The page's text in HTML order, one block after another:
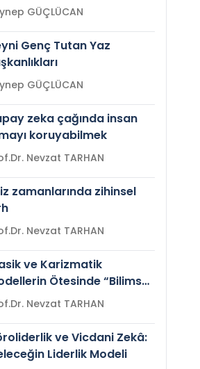
Zeynep GÜÇLÜCAN
Genç Tutan Yaz
Zeynep GÜÇLÜCAN
zeka çağında insan
koruyabilmek
Prof.Dr. Nevzat TARHAN
zamanlarında zihinsel
Prof.Dr. Nevzat TARHAN
ve Karizmatik
Ötesinde “Bilimsel
Prof.Dr. Nevzat TARHAN
ve Vicdani Zekâ:
Liderlik Modeli